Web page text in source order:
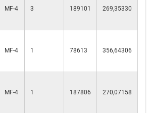
MF-4 3 189101 269,35330
MF-4 1 78613 356,64306
MF-4 1 187806 270,07158